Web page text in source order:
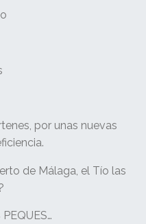
por unas nuevas
de Málaga, el Tío las